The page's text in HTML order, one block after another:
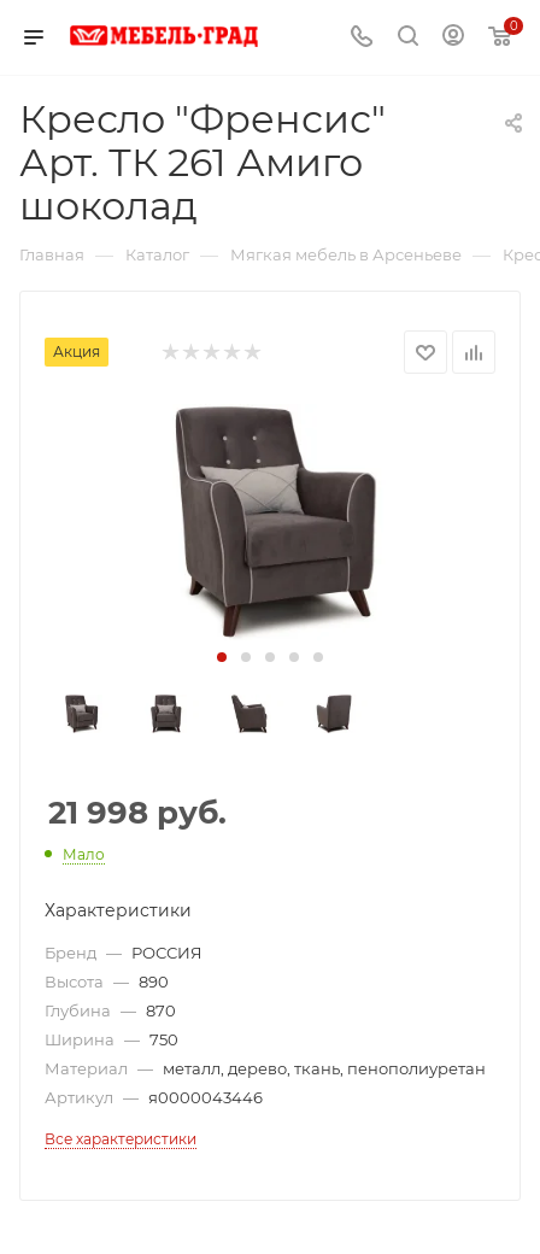
0
Кресло "Френсис"
Арт. ТК 261 Амиго
шоколад
Главная — Каталог — Мягкая мебель в Арсеньеве —
Акция
21 998 руб.
Мало
Характеристики
Бренд — РОССИЯ
Высота — 890
Глубина — 870
Ширина — 750
Материал — металл, дерево, ткань, пенополиуретан
Артикул — я0000043446
Все характеристики